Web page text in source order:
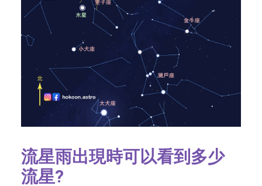
流星雨出現時可以看到多少
流星?